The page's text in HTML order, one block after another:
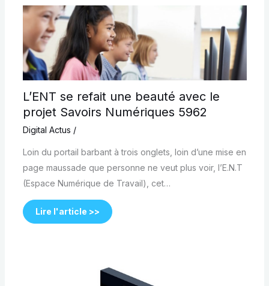
L’ENT se refait une beauté avec le
projet Savoirs Numériques 5962
Digital Actus /
Loin du portail barbant à trois onglets, loin d’une mise en
page maussade que personne ne veut plus voir, l’E.N.T
(Espace Numérique de Travail), cet…
Lire l'article >>